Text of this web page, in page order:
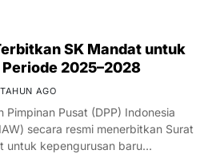
SK Mandat untuk
2025–2028
AGO
Pimpinan Pusat (DPP) Indonesia
secara resmi menerbitkan Surat
untuk kepengurusan baru…